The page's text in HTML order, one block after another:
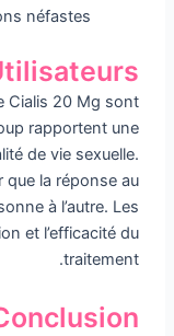
néfastes.
Cialis 20 Mg sont
rapportent une
de vie sexuelle.
la réponse au
à l’autre. Les
et l’efficacité du
traitement.